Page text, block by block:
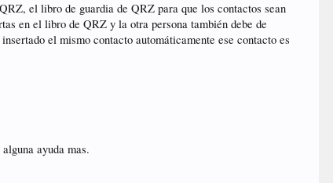
el libro de guardia de QRZ para que los contactos sean
en el libro de QRZ y la otra persona también debe de
el mismo contacto automáticamente ese contacto es
ayuda mas.